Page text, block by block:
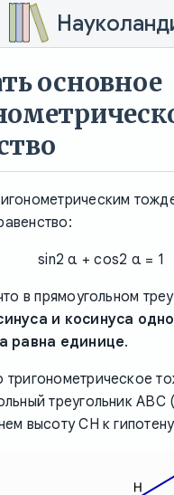
основное
sin2 α + cos2 α = 1
в прямоугольном
и косинуса
равна единице.
треугольник
высоту CH к